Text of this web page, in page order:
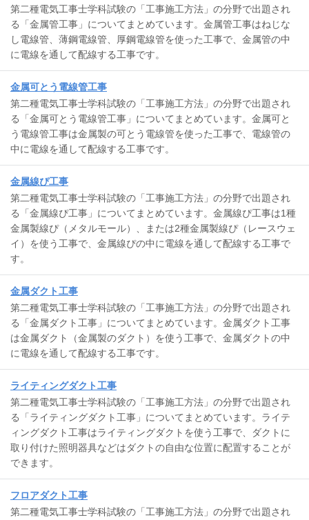
第二種電気工事士学科試験の「工事施工方法」の分野で出題され
る「金属管工事」についてまとめています。金属管工事はねじな
し電線管、薄鋼電線管、厚鋼電線管を使った工事で、金属管の中
に電線を通して配線する工事です。
金属可とう電線管工事
第二種電気工事士学科試験の「工事施工方法」の分野で出題され
る「金属可とう電線管工事」についてまとめています。金属可と
う電線管工事は金属製の可とう電線管を使った工事で、電線管の
中に電線を通して配線する工事です。
金属線ぴ工事
第二種電気工事士学科試験の「工事施工方法」の分野で出題され
る「金属線ぴ工事」についてまとめています。金属線ぴ工事は1種
金属製線ぴ（メタルモール）、または2種金属製線ぴ（レースウェ
イ）を使う工事で、金属線ぴの中に電線を通して配線する工事で
す。
金属ダクト工事
第二種電気工事士学科試験の「工事施工方法」の分野で出題され
る「金属ダクト工事」についてまとめています。金属ダクト工事
は金属ダクト（金属製のダクト）を使う工事で、金属ダクトの中
に電線を通して配線する工事です。
ライティングダクト工事
第二種電気工事士学科試験の「工事施工方法」の分野で出題され
る「ライティングダクト工事」についてまとめています。ライテ
ィングダクト工事はライティングダクトを使う工事で、ダクトに
取り付けた照明器具などはダクトの自由な位置に配置することが
できます。
フロアダクト工事
第二種電気工事士学科試験の「工事施工方法」の分野で出題され